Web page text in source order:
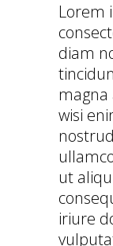
Lorem
diam
wisi
ut
iriure